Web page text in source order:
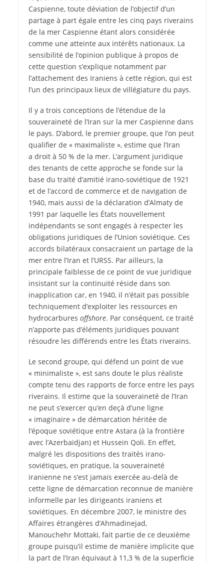
Caspienne, toute déviation de l’objectif d’un
partage à part égale entre les cinq pays riverains
de la mer Caspienne étant alors considérée
comme une atteinte aux intérêts nationaux. La
sensibilité de l’opinion publique à propos de
cette question s’explique notamment par
l’attachement des Iraniens à cette région, qui est
l’un des principaux lieux de villégiature du pays.
Il y a trois conceptions de l’étendue de la
souveraineté de l’Iran sur la mer Caspienne dans
le pays. D’abord, le premier groupe, que l’on peut
qualifier de « maximaliste », estime que l’Iran
a droit à 50 % de la mer. L’argument juridique
des tenants de cette approche se fonde sur la
base du traité d’amitié irano-soviétique de 1921
et de l’accord de commerce et de navigation de
1940, mais aussi de la déclaration d’Almaty de
1991 par laquelle les États nouvellement
indépendants se sont engagés à respecter les
obligations juridiques de l’Union soviétique. Ces
accords bilatéraux consacraient un partage de la
mer entre l’Iran et l’URSS. Par ailleurs, la
principale faiblesse de ce point de vue juridique
insistant sur la continuité réside dans son
inapplication car, en 1940, il n’était pas possible
techniquement d’exploiter les ressources en
hydrocarbures offshore. Par conséquent, ce traité
n’apporte pas d’éléments juridiques pouvant
résoudre les différends entre les États riverains.
Le second groupe, qui défend un point de vue
« minimaliste », est sans doute le plus réaliste
compte tenu des rapports de force entre les pays
riverains. Il estime que la souveraineté de l’Iran
ne peut s’exercer qu’en deçà d’une ligne
« imaginaire » de démarcation héritée de
l’époque soviétique entre Astara (à la frontière
avec l’Azerbaïdjan) et Hussein Qoli. En effet,
malgré les dispositions des traités irano-
soviétiques, en pratique, la souveraineté
iranienne ne s’est jamais exercée au-delà de
cette ligne de démarcation reconnue de manière
informelle par les dirigeants iraniens et
soviétiques. En décembre 2007, le ministre des
Affaires étrangères d’Ahmadinejad,
Manouchehr Mottaki, fait partie de ce deuxième
groupe puisqu’il estime de manière implicite que
la part de l’Iran équivaut à 11,3 % de la superficie